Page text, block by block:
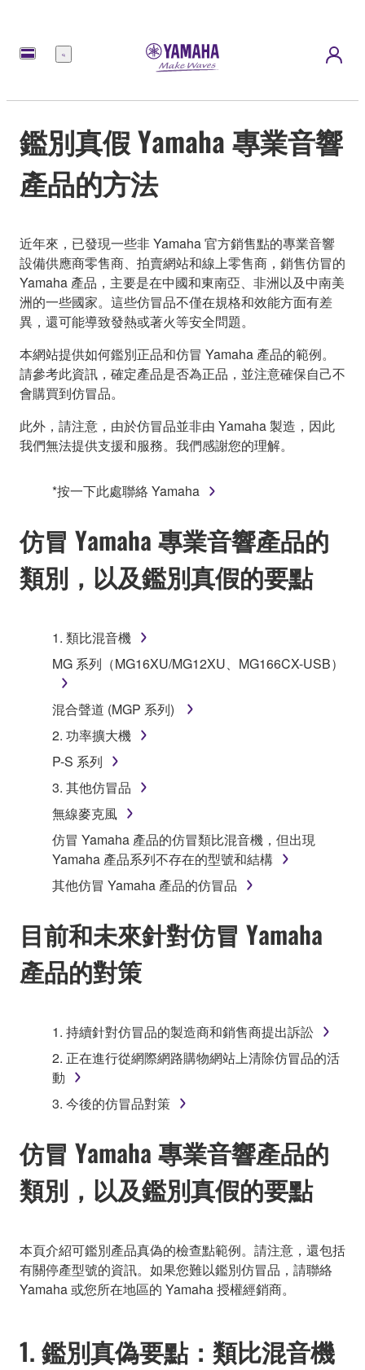
選
鑑別真假 Yamaha 專業音響
產品的方法
近年來，已發現一些非 Yamaha 官方銷售點的專業音響
設備供應商零售商、拍賣網站和線上零售商，銷售仿冒的
Yamaha 產品，主要是在中國和東南亞、非洲以及中南美
洲的一些國家。這些仿冒品不僅在規格和效能方面有差
異，還可能導致發熱或著火等安全問題。
本網站提供如何鑑別正品和仿冒 Yamaha 產品的範例。
請參考此資訊，確定產品是否為正品，並注意確保自己不
會購買到仿冒品。
此外，請注意，由於仿冒品並非由 Yamaha 製造，因此
我們無法提供支援和服務。我們感謝您的理解。
*按一下此處聯絡 Yamaha
仿冒 Yamaha 專業音響產品的
類別，以及鑑別真假的要點
1. 類比混音機
MG 系列（MG16XU/MG12XU、MG166CX-USB）
混合聲道 (MGP 系列)
2. 功率擴大機
P-S 系列
3. 其他仿冒品
無線麥克風
仿冒 Yamaha 產品的仿冒類比混音機，但出現
Yamaha 產品系列不存在的型號和結構
其他仿冒 Yamaha 產品的仿冒品
目前和未來針對仿冒 Yamaha
產品的對策
1. 持續針對仿冒品的製造商和銷售商提出訴訟
2. 正在進行從網際網路購物網站上清除仿冒品的活
動
3. 今後的仿冒品對策
仿冒 Yamaha 專業音響產品的
類別，以及鑑別真假的要點
本頁介紹可鑑別產品真偽的檢查點範例。請注意，還包括
有關停產型號的資訊。如果您難以鑑別仿冒品，請聯絡
Yamaha 或您所在地區的 Yamaha 授權經銷商。
1. 鑑別真偽要點：類比混音機